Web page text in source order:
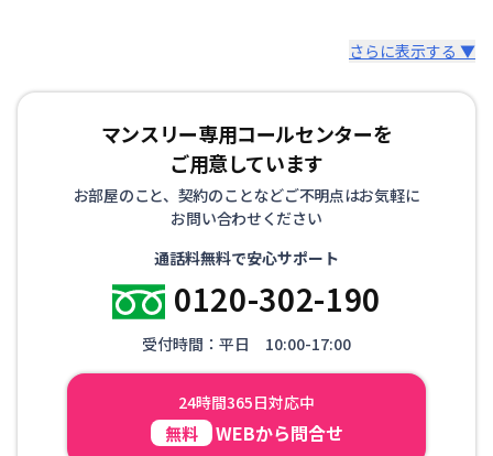
さらに表示する ▼
マンスリー専用コールセンターを
ご用意しています
お部屋のこと、契約のことなどご不明点はお気軽に
お問い合わせください
通話料無料で安心サポート
0120-302-190
受付時間：平日 10:00-17:00
24時間365日対応中
無料 WEBから問合せ